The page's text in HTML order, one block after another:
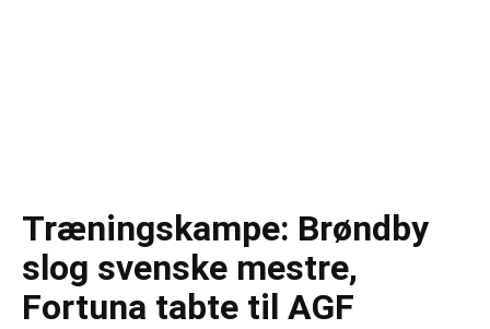
Træningskampe: Brøndby
slog svenske mestre,
Fortuna tabte til AGF